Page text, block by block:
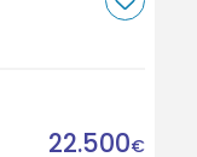
22.500€